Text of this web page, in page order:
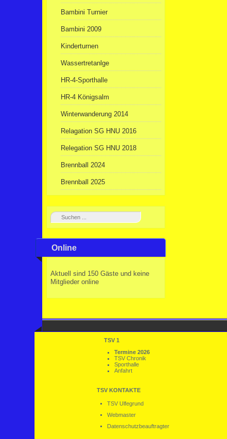
Bambini Turnier
Bambini 2009
Kinderturnen
Wassertretanlge
HR-4-Sporthalle
HR-4 Königsalm
Winterwanderung 2014
Relagation SG HNU 2016
Relegation SG HNU 2018
Brennball 2024
Brennball 2025
Online
Aktuell sind 150 Gäste und keine
Mitglieder online
TSV 1
Termine 2026
TSV Chronik
Sporthalle
Anfahrt
TSV KONTAKTE
TSV Ulfegrund
Webmaster
Datenschutzbeauftragter